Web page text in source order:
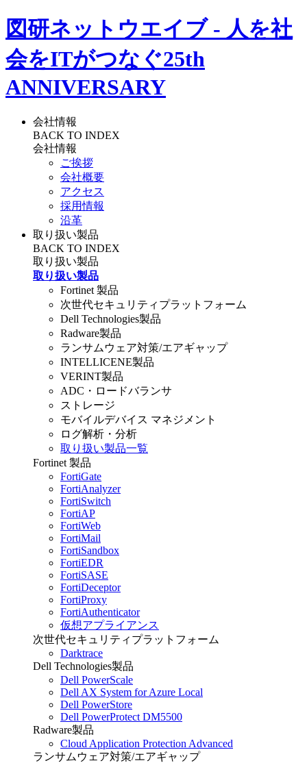
図研ネットウエイブ - 人を社
会をITがつなぐ25th
ANNIVERSARY
会社情報
BACK TO INDEX
会社情報
ご挨拶
会社概要
アクセス
採用情報
沿革
取り扱い製品
BACK TO INDEX
取り扱い製品
取り扱い製品
Fortinet 製品
次世代セキュリティプラットフォーム
Dell Technologies製品
Radware製品
ランサムウェア対策/エアギャップ
INTELLICENE製品
VERINT製品
ADC・ロードバランサ
ストレージ
モバイルデバイス マネジメント
ログ解析・分析
取り扱い製品一覧
Fortinet 製品
FortiGate
FortiAnalyzer
FortiSwitch
FortiAP
FortiWeb
FortiMail
FortiSandbox
FortiEDR
FortiSASE
FortiDeceptor
FortiProxy
FortiAuthenticator
仮想アプライアンス
次世代セキュリティプラットフォーム
Darktrace
Dell Technologies製品
Dell PowerScale
Dell AX System for Azure Local
Dell PowerStore
Dell PowerProtect DM5500
Radware製品
Cloud Application Protection Advanced
ランサムウェア対策/エアギャップ